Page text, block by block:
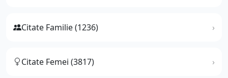
Citate Familie (1236)
Citate Femei (3817)